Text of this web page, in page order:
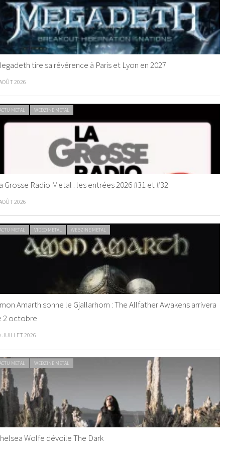
tire sa révérence à Paris et Lyon en 2027
2026
METAL WEBZINE METAL
Grosse Radio Metal : les entrées 2026 #31 et #32
2026
METAL VIDEO METAL WEBZINE METAL
Amarth sonne le Gjallarhorn : The Allfather Awakens arrivera
2 octobre
JUILLET 2026
METAL WEBZINE METAL
Wolfe dévoile The Dark